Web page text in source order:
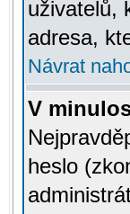
uživatelů,
adresa,
Návrat
V
heslo